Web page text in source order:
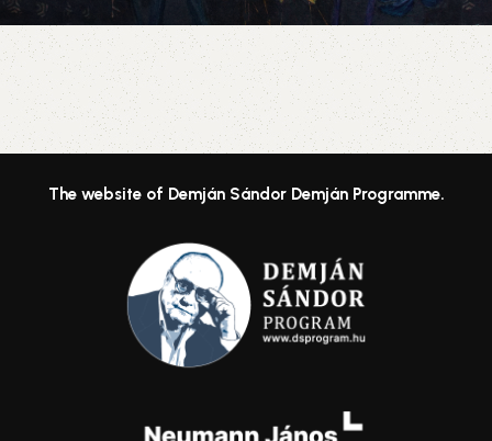
The website of Demján Sándor Demján Programme.